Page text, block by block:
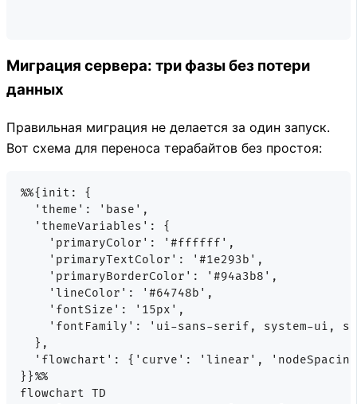
Миграция сервера: три фазы без потери
данных
Правильная миграция не делается за один запуск.
Вот схема для переноса терабайтов без простоя:
%%{init: {
  'theme': 'base',
  'themeVariables': {
    'primaryColor': '#ffffff',
    'primaryTextColor': '#1e293b',
    'primaryBorderColor': '#94a3b8',
    'lineColor': '#64748b',
    'fontSize': '15px',
'fontFamily': 'ui-sans-serif, system-ui,
  },
'flowchart': {'curve': 'linear',
}}%%
flowchart TD